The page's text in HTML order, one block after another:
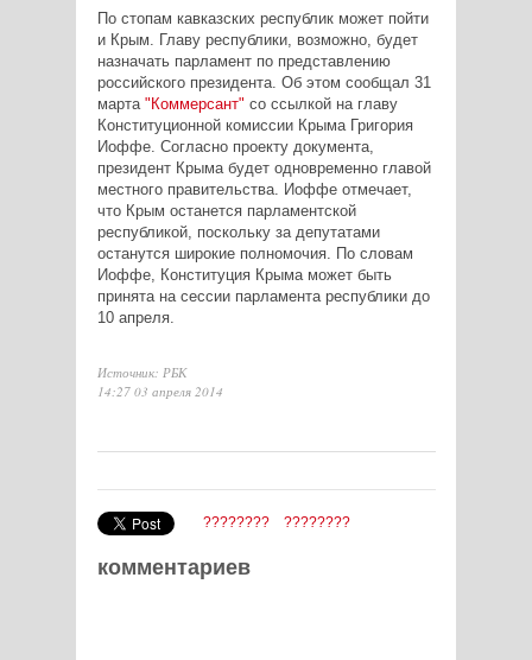
По стопам кавказских республик может пойти
и Крым. Главу республики, возможно, будет
назначать парламент по представлению
российского президента. Об этом сообщал 31
марта "Коммерсант" со ссылкой на главу
Конституционной комиссии Крыма Григория
Иоффе. Согласно проекту документа,
президент Крыма будет одновременно главой
местного правительства. Иоффе отмечает,
что Крым останется парламентской
республикой, поскольку за депутатами
останутся широкие полномочия. По словам
Иоффе, Конституция Крыма может быть
принята на сессии парламента республики до
10 апреля.
Источник: РБК
14:27 03 апреля 2014
???????? ????????
комментариев